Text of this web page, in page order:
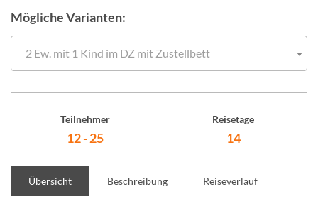
Mögliche Varianten:
2 Ew. mit 1 Kind im DZ mit Zustellbett
Teilnehmer
12 - 25
Reisetage
14
Übersicht Beschreibung Reiseverlauf